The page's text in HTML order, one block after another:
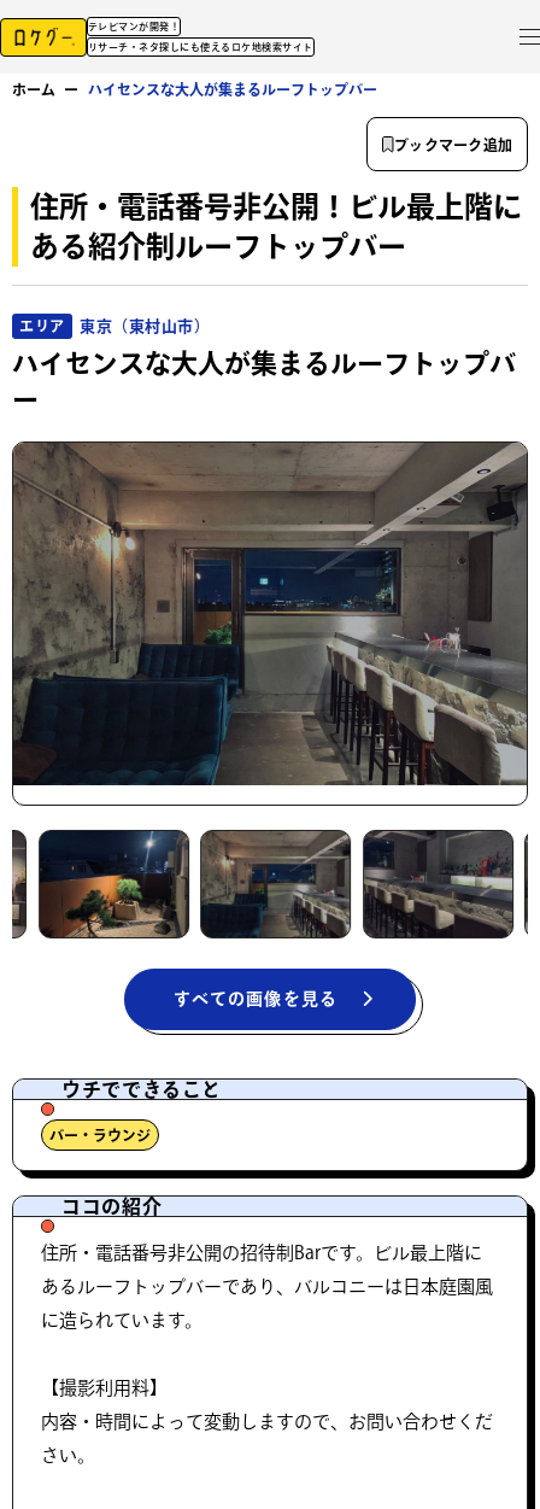
テレビマンが開発！
リサーチ・ネタ探しにも使えるロケ地検索サイト
ホーム ー ハイセンスな大人が集まるルーフトップバー
住所・電話番号非公開！ビル最上階に
ある紹介制ルーフトップバー
エリア 東京（東村山市）
ハイセンスな大人が集まるルーフトップバ
ー
すべての画像を見る
ウチでできること
バー・ラウンジ
ココの紹介
住所・電話番号非公開の招待制Barです。ビル最上階に
あるルーフトップバーであり、バルコニーは日本庭園風
に造られています。
【撮影利用料】
内容・時間によって変動しますので、お問い合わせくだ
さい。
ブックマーク追加